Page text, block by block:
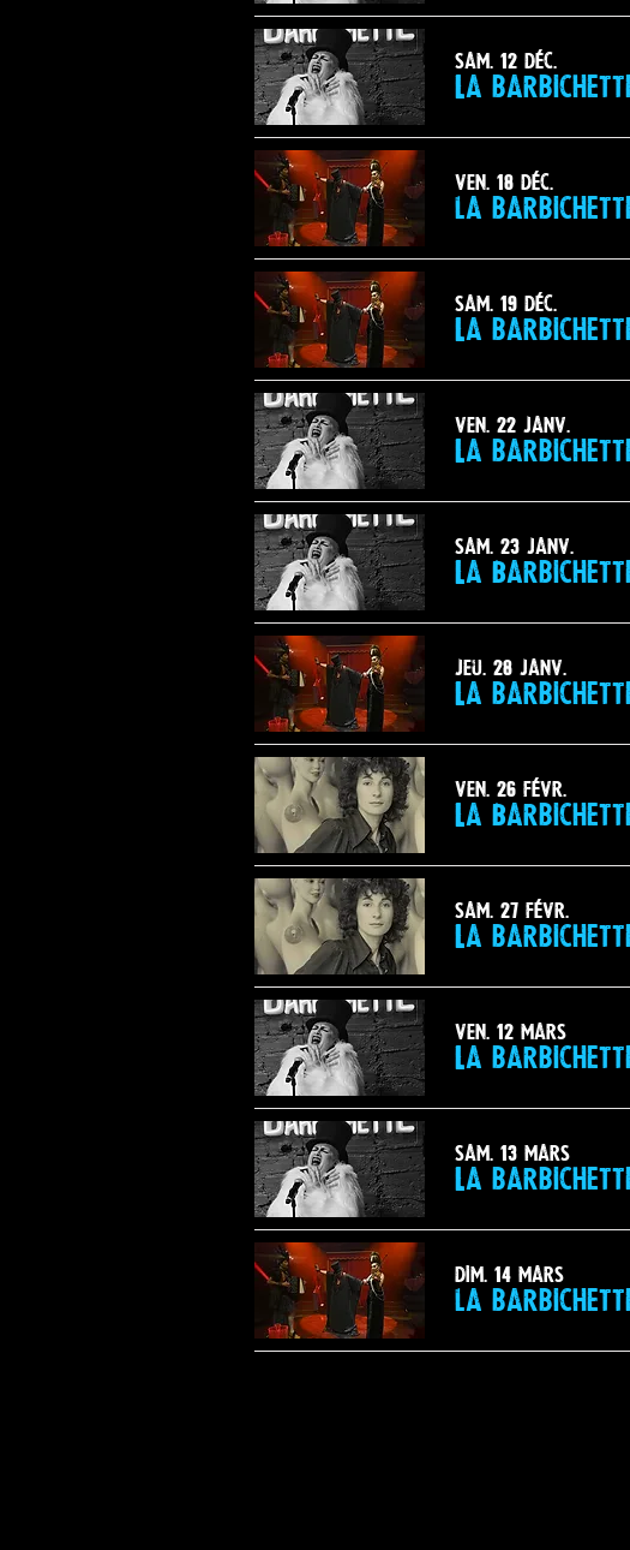
sam. 12 déc.
La
ven. 18 déc.
la
sam. 19 déc.
La
ven. 22 janv.
La
sam. 23 janv.
La
jeu. 28 janv.
La
ven. 26 févr.
La
sam. 27 févr.
La
ven. 12 mars
La
sam. 13 mars
La
dim. 14 mars
la